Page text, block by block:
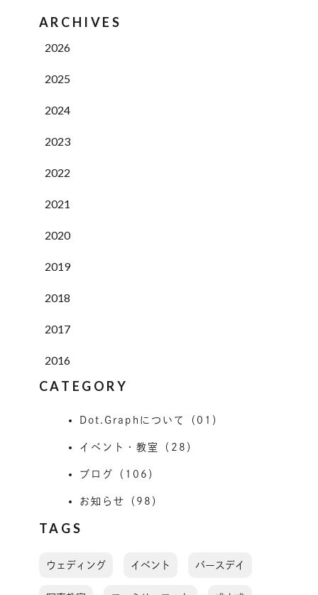
ARCHIVES
2026
2025
2024
2023
2022
2021
2020
2019
2018
2017
2016
CATEGORY
Dot.Graphについて（01）
イベント・教室（28）
ブログ（106）
お知らせ（98）
TAGS
ウェディング イベント バースデイ